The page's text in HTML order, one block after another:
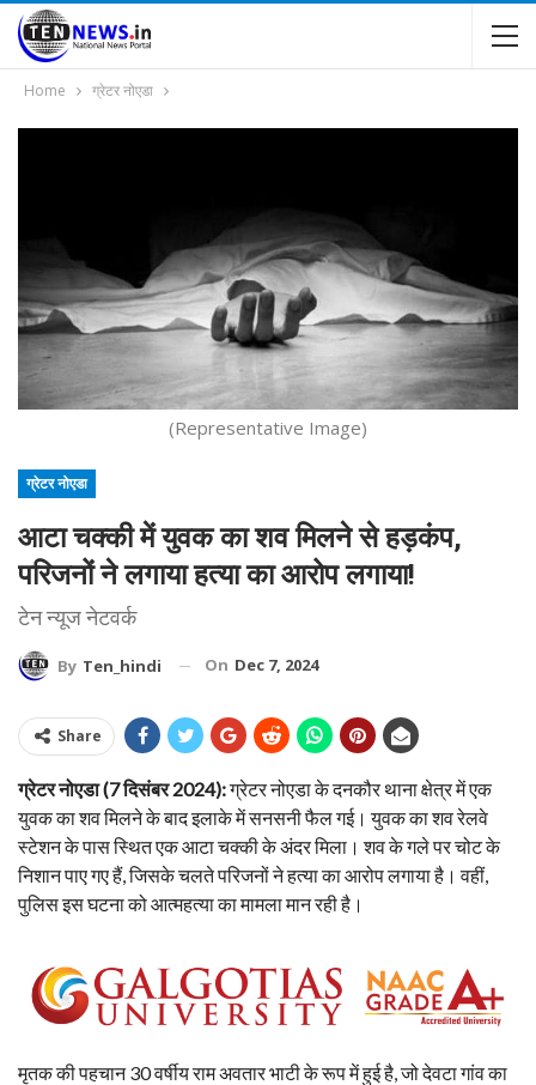
Home ग्रेटर नोएडा
(Representative Image)
ग्रेटर नोएडा
आटा चक्की में युवक का शव मिलने से हड़कंप,
परिजनों ने लगाया हत्या का आरोप लगाया!
टेन न्यूज नेटवर्क
By Ten_hindi On Dec 7, 2024
Share
ग्रेटर नोएडा (7 दिसंबर 2024):ग्रेटर नोएडा के दनकौर थाना क्षेत्र में एक
युवक का शव मिलने के बाद इलाके में सनसनी फैल गई। युवक का शव रेलवे
स्टेशन के पास स्थित एक आटा चक्की के अंदर मिला। शव के गले पर चोट के
निशान पाए गए हैं, जिसके चलते परिजनों ने हत्या का आरोप लगाया है। वहीं,
पुलिस इस घटना को आत्महत्या का मामला मान रही है।
मृतक की पहचान 30 वर्षीय राम अवतार भाटी के रूप में हुई है, जो देवटा गांव का